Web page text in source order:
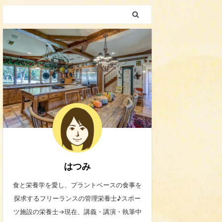
はつみ
食と栄養学を愛し、プラントベースの食事を
探求するフリーランスの管理栄養士♪スポー
ツ施設の栄養士→現在、講義・講演・執筆中